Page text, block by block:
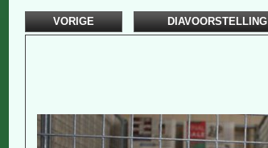
VORIGE DIAVOORSTELLING